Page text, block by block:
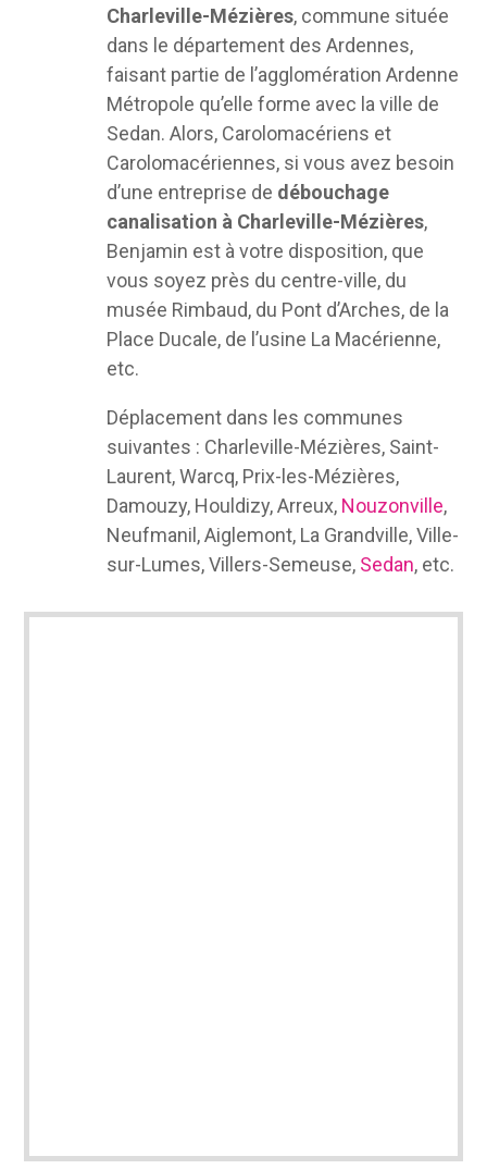
Charleville-Mézières, commune située
dans le département des Ardennes,
faisant partie de l’agglomération Ardenne
Métropole qu’elle forme avec la ville de
Sedan. Alors, Carolomacériens et
Carolomacériennes, si vous avez besoin
d’une entreprise de débouchage
canalisation à Charleville-Mézières,
Benjamin est à votre disposition, que
vous soyez près du centre-ville, du
musée Rimbaud, du Pont d’Arches, de la
Place Ducale, de l’usine La Macérienne,
etc.
Déplacement dans les communes
suivantes : Charleville-Mézières, Saint-
Laurent, Warcq, Prix-les-Mézières,
Damouzy, Houldizy, Arreux, Nouzonville,
Neufmanil, Aiglemont, La Grandville, Ville-
sur-Lumes, Villers-Semeuse, Sedan, etc.